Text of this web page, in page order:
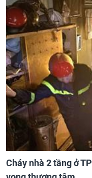
Cháy nhà 2 tầng ở